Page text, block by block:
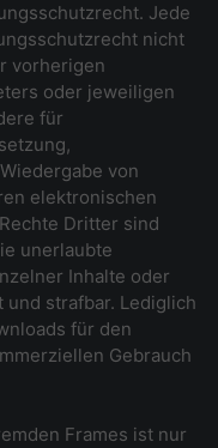
Jede
nicht
vorherigen
oder jeweiligen
für
von
elektronischen
Dritter sind
unerlaubte
Inhalte oder
strafbar. Lediglich
für den
Gebrauch
Frames ist nur